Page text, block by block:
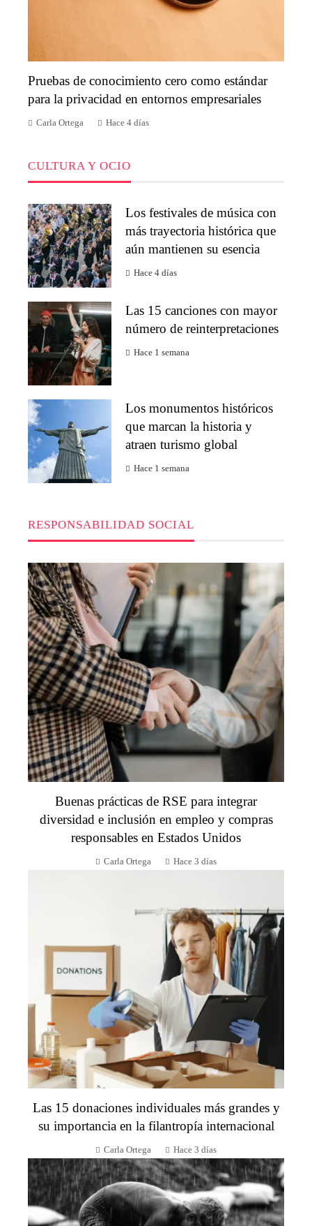
Pruebas de conocimiento cero como estándar
para la privacidad en entornos empresariales
Carla Ortega Hace 4 días
CULTURA Y OCIO
Los festivales de música con
más trayectoria histórica que
aún mantienen su esencia
Hace 4 días
Las 15 canciones con mayor
número de reinterpretaciones
Hace 1 semana
Los monumentos históricos
que marcan la historia y
atraen turismo global
Hace 1 semana
RESPONSABILIDAD SOCIAL
Buenas prácticas de RSE para integrar
diversidad e inclusión en empleo y compras
responsables en Estados Unidos
Carla Ortega Hace 3 días
Las 15 donaciones individuales más grandes y
su importancia en la filantropía internacional
Carla Ortega Hace 3 días